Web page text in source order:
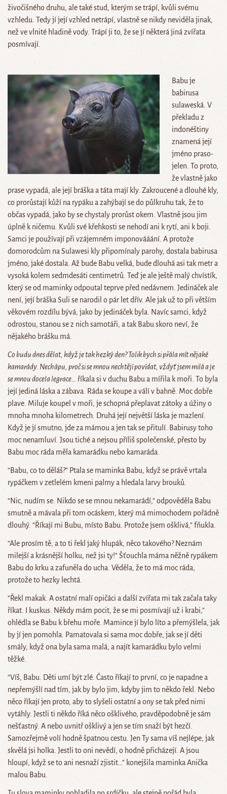
živočišného druhu, ale také stud, kterým se trápí, kvůli svému
vzhledu. Tedy jí její vzhled netrápí, vlastně se nikdy neviděla jinak,
než ve vlnité hladině vody. Trápí ji to, že se jí některá jiná zvířata
posmívají.
Babu je
babirusa
sulaweská. V
překladu z
indonéštiny
znamená její
jméno praso-
jelen. To proto,
že vlastně jako
prase vypadá, ale její bráška a táta mají kly. Zakroucené a dlouhé kly,
co prorůstají kůží na rypáku a zahýbají se do půlkruhu tak, že to
občas vypadá, jako by se chystaly prorůst okem. Vlastně jsou jim
úplně k ničemu. Kvůli své křehkosti se nehodí ani k rytí, ani k boji.
Samci je používají při vzájemném imponovááání. A protože
domorodcům na Sulawesi kly připomínaly parohy, dostala babirusa
jméno, jaké dostala. Až bude Babu velká, bude dlouhá asi tak metr a
vysoká kolem sedmdesáti centimetrů. Teď je ale ještě malý chvístík,
který se od maminky odpoutal teprve před nedávnem. Jedináček ale
není, její bráška Suli se narodil o pár let dřív. Ale jak už to při větším
věkovém rozdílu bývá, jako by jedináček byla. Navíc samci, když
odrostou, stanou se z nich samotáři, a tak Babu skoro neví, že
nějakého brášku má.
Co budu dnes dělat, když je tak hezký den? Tolik bych si přála mít nějaké
kamarády. Nechápu, proč si se mnou nechtějí povídat, vždyť jsem milá a je
se mnou docela legrace…
říkala si v duchu Babu a mířila k moři. To byla
její jediná láska a zábava. Ráda se koupe a válí v bahně. Moc dobře
plave. Miluje koupel v moři, je schopná přeplavat zátoky a úžiny o
mnoha mnoha kilometrech. Druhá její největší láska je mazlení.
Když je jí smutno, jde za mámou a jen tak se přitulí. Babirusy toho
moc nenamluví. Jsou tiché a nejsou příliš společenské, přesto by
Babu moc ráda měla kamarádku nebo kamaráda.
“Babu, co to děláš?” Ptala se maminka Babu, když se právě vrtala
rypáčkem v zetlelém kmeni palmy a hledala larvy brouků.
“Nic, nudím se. Nikdo se se mnou nekamarádí,” odpověděla Babu
smutně a mávala při tom ocáskem, který má mimochodem pořádně
dlouhý. “Říkají mi Bubu, místo Babu. Protože jsem ošklivá,” fňukla.
“Ale prosím tě, a to ti řekl jaký hlupák, něco takového? Neznám
milejší a krásnější holku, než jsi ty!” Šťouchla máma něžně rypákem
Babu do krku a zafuněla do ucha. Věděla, že to má moc ráda,
protože to hezky lechtá.
“Řekl makak. A ostatní malí opičáci a další zvířata mi tak začala taky
říkat. I kuskus. Někdy mám pocit, že se mi posmívají už i krabi,”
ohlédla se Babu k břehu moře. Mamince jí bylo líto a přemýšlela, jak
by jí jen pomohla. Pamatovala si sama moc dobře, jak se jí děti
smály, když ona byla sama malá, a najít kamarádku bylo velmi
těžké.
“Víš, Babu. Děti umí být zlé. Často říkají to první, co je napadne a
nepřemýšlí nad tím, jak by bylo jim, kdyby jim to někdo řekl. Nebo
něco říkají jen proto, aby to slyšeli ostatní a ony se tak před nimi
vytáhly. Jestli ti někdo říká něco ošklivého, pravděpodobně je sám
nešťastný. A nebo uvnitř ošklivý a jen se tím snaží být hezčí.
Samozřejmě volí hodně špatnou cestu. Jen Ty sama víš nejlépe, jak
skvělá jsi holka. Jestli to oni nevědí, o hodně přicházejí. A jsou
hloupí, když se to ani nesnaží zjistit…” konejšila maminka Anička
malou Babu.